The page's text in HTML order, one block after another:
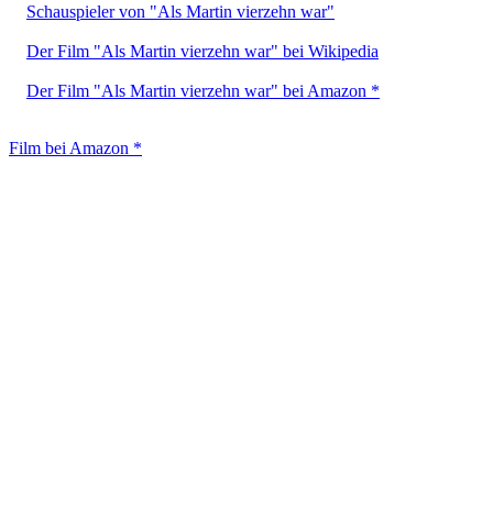
Schauspieler von "Als Martin vierzehn war"
Der Film "Als Martin vierzehn war" bei Wikipedia
Der Film "Als Martin vierzehn war" bei Amazon *
Film bei Amazon *